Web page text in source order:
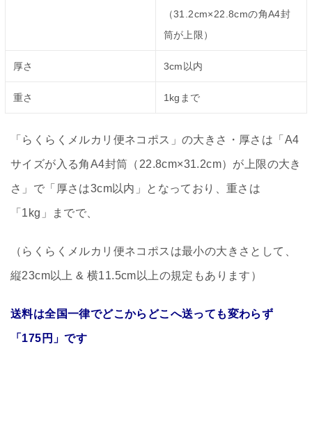
（31.2cm×22.8cmの角A4封
筒が上限）
厚さ 3cm以内
重さ 1kgまで
「らくらくメルカリ便ネコポス」の大きさ・厚さは「A4
サイズが入る角A4封筒（22.8cm×31.2cm）が上限の大き
さ」で「厚さは3cm以内」となっており、重さは
「1kg」までで、
（らくらくメルカリ便ネコポスは最小の大きさとして、
縦23cm以上 & 横11.5cm以上の規定もあります）
送料は全国一律でどこからどこへ送っても変わらず
「175円」です